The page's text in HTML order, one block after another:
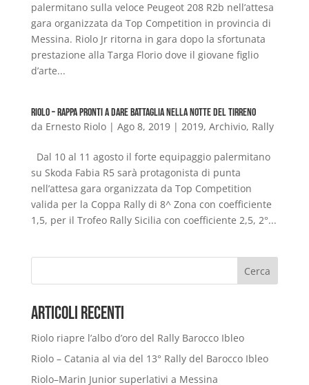
palermitano sulla veloce Peugeot 208 R2b nell’attesa
gara organizzata da Top Competition in provincia di
Messina. Riolo Jr ritorna in gara dopo la sfortunata
prestazione alla Targa Florio dove il giovane figlio
d’arte...
Riolo – Rappa pronti a dare battaglia nella notte del Tirreno
da Ernesto Riolo| Ago 8, 2019| 2019, Archivio, Rally
Dal 10 al 11 agosto il forte equipaggio palermitano
su Skoda Fabia R5 sarà protagonista di punta
nell’attesa gara organizzata da Top Competition
valida per la Coppa Rally di 8^ Zona con coefficiente
1,5, per il Trofeo Rally Sicilia con coefficiente 2,5, 2°...
Cerca
Articoli Recenti
Riolo riapre l’albo d’oro del Rally Barocco Ibleo
Riolo – Catania al via del 13° Rally del Barocco Ibleo
Riolo–Marin Junior superlativi a Messina